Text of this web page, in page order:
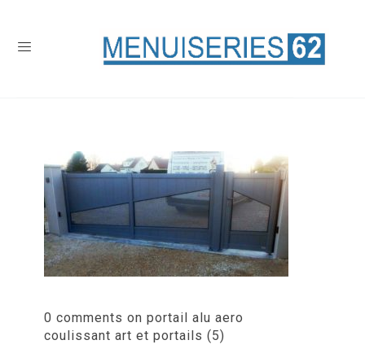
0 comments on portail alu aero
coulissant art et portails (5)